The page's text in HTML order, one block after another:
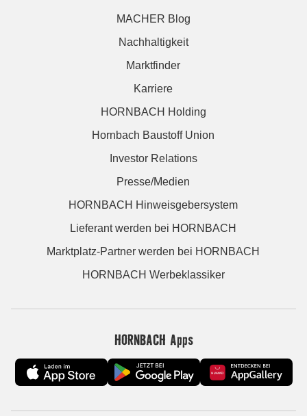
MACHER Blog
Nachhaltigkeit
Marktfinder
Karriere
HORNBACH Holding
Hornbach Baustoff Union
Investor Relations
Presse/Medien
HORNBACH Hinweisgebersystem
Lieferant werden bei HORNBACH
Marktplatz-Partner werden bei HORNBACH
HORNBACH Werbeklassiker
HORNBACH Apps